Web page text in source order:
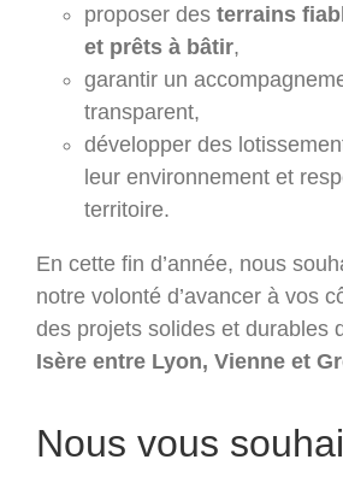
proposer des terrains
et prêts à bâtir,
garantir un
transparent,
développer des
leur environnement et
territoire.
En cette fin d’année, nous
notre volonté d’avancer à vos
des projets solides et durables
Isère entre Lyon, Vienne et
Nous vous